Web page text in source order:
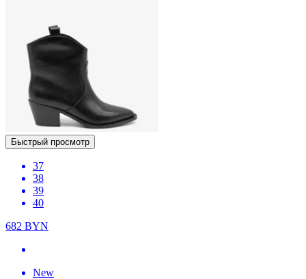
Быстрый просмотр
37
38
39
40
682 BYN
New